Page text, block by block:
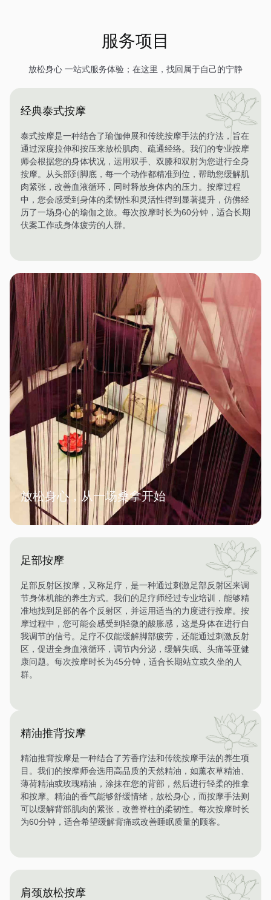
服务项目
放松身心 一站式服务体验；在这里，找回属于自己的宁静
经典泰式按摩
泰式按摩是一种结合了瑜伽伸展和传统按摩手法的疗法，旨在
通过深度拉伸和按压来放松肌肉、疏通经络。我们的专业按摩
师会根据您的身体状况，运用双手、双膝和双肘为您进行全身
按摩。从头部到脚底，每一个动作都精准到位，帮助您缓解肌
肉紧张，改善血液循环，同时释放身体内的压力。按摩过程
中，您会感受到身体的柔韧性和灵活性得到显著提升，仿佛经
历了一场身心的瑜伽之旅。每次按摩时长为60分钟，适合长期
伏案工作或身体疲劳的人群。
放松身心，从一场桑拿开始
足部按摩
足部反射区按摩，又称足疗，是一种通过刺激足部反射区来调
节身体机能的养生方式。我们的足疗师经过专业培训，能够精
准地找到足部的各个反射区，并运用适当的力度进行按摩。按
摩过程中，您可能会感受到轻微的酸胀感，这是身体在进行自
我调节的信号。足疗不仅能缓解脚部疲劳，还能通过刺激反射
区，促进全身血液循环，调节内分泌，缓解失眠、头痛等亚健
康问题。每次按摩时长为45分钟，适合长期站立或久坐的人
群。
精油推背按摩
精油推背按摩是一种结合了芳香疗法和传统按摩手法的养生项
目。我们的按摩师会选用高品质的天然精油，如薰衣草精油、
薄荷精油或玫瑰精油，涂抹在您的背部，然后进行轻柔的推拿
和按摩。精油的香气能够舒缓情绪，放松身心，而按摩手法则
可以缓解背部肌肉的紧张，改善脊柱的柔韧性。每次按摩时长
为60分钟，适合希望缓解背痛或改善睡眠质量的顾客。
肩颈放松按摩